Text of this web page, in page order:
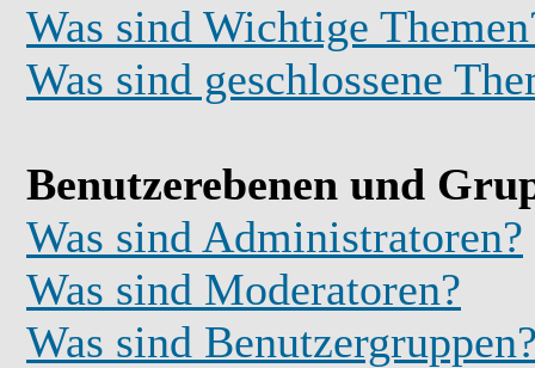
Was sind Wichtige
Was sind geschlossene
Benutzerebenen und
Was sind Administratoren?
Was sind Moderatoren?
Was sind